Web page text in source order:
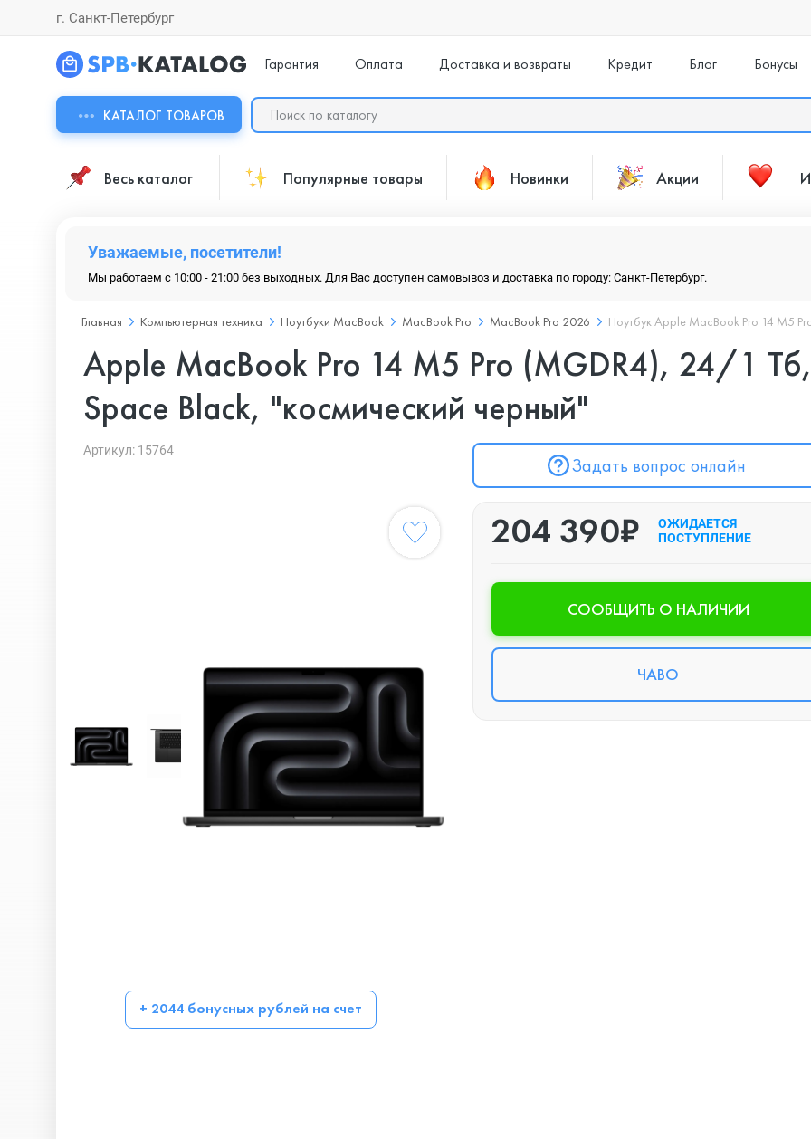
г. Санкт-Петербург
Гарантия Оплата Доставка и возвраты Кредит Блог Бонусы
КАТАЛОГ ТОВАРОВ
Весь каталог Популярные товары Новинки Акции
Уважаемые, посетители!
Мы работаем с 10:00 - 21:00 без выходных. Для Вас доступен самовывоз и доставка по городу: Санкт-Петербург.
Главная Компьютерная техника Ноутбуки MacBook MacBook Pro MacBook Pro 2026 Ноутбук Apple MacBook Pro 14 M5
Apple MacBook Pro 14 M5 Pro (MGDR4), 24/1 Тб,
Space Black, "космический черный"
Артикул: 15764
Задать вопрос онлайн
+ 2044 бонусных рублей на счет
204 390₽
ОЖИДАЕТСЯ
ПОСТУПЛЕНИЕ
CООБЩИТЬ О НАЛИЧИИ
ЧАВО